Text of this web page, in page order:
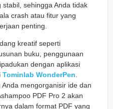
stabil, sehingga Anda tidak
crash atau fitur yang
penting.
kreatif seperti
buku, penggunaan
dengan aplikasi
Tominlab WonderPen.
mengorganisir ide dan
PDF Pro 2 akan
dalam format PDF yang